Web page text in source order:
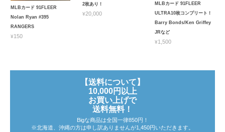
MLBカード 91FLEER
Nolan Ryan #395
RANGERS
¥150
2枚あり！
¥20,000
MLBカード 91FLEER
ULTRA10枚コンプリート！
Barry Bonds/Ken Griffey
JRなど
¥1,500
【送料について】
10,000円以上
お買い上げで
送料無料！
Bigな商品は全国一律850円！
※北海道、沖縄の方は申し訳ありませんが1,450円いただきます。